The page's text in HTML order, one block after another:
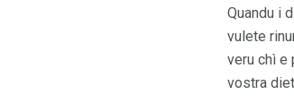
Quandu i
vulete
veru chì e
vostra